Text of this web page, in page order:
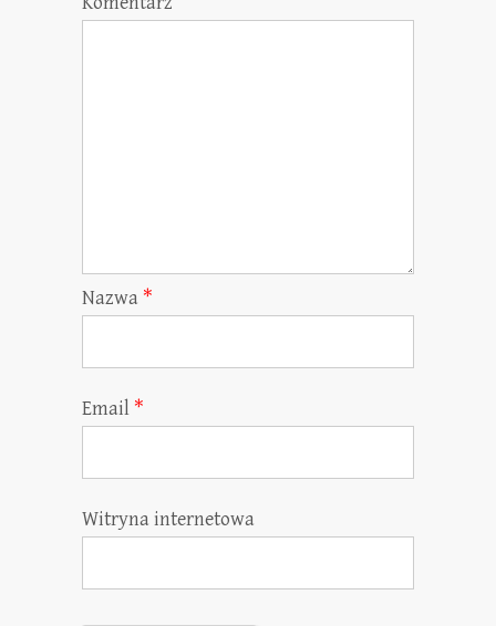
Nazwa *
Email *
Witryna internetowa